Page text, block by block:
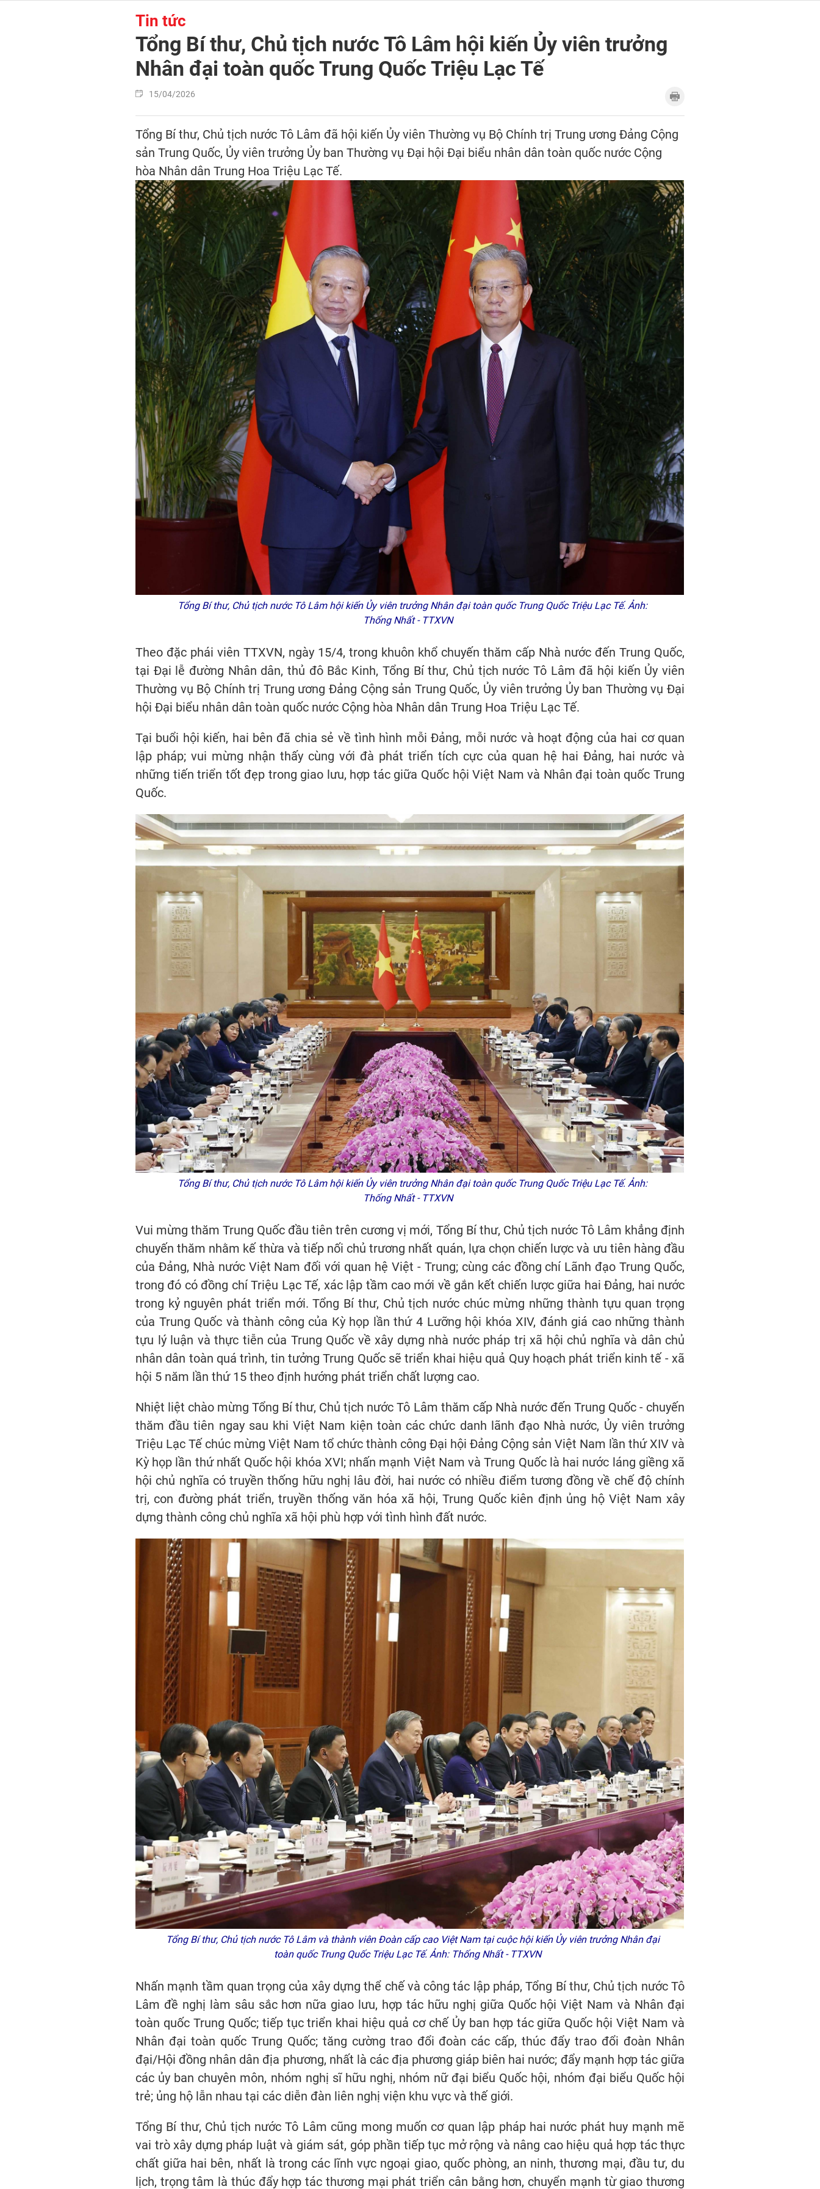
Tin tức
Tổng Bí thư, Chủ tịch nước Tô Lâm hội kiến Ủy viên trưởng
Nhân đại toàn quốc Trung Quốc Triệu Lạc Tế
15/04/2026
Tổng Bí thư, Chủ tịch nước Tô Lâm đã hội kiến Ủy viên Thường vụ Bộ Chính trị Trung ương Đảng Cộng
sản Trung Quốc, Ủy viên trưởng Ủy ban Thường vụ Đại hội Đại biểu nhân dân toàn quốc nước Cộng
hòa Nhân dân Trung Hoa Triệu Lạc Tế.
Tổng Bí thư, Chủ tịch nước Tô Lâm hội kiến Ủy viên trưởng Nhân đại toàn quốc Trung Quốc Triệu Lạc Tế. Ảnh:
Thống Nhất - TTXVN
Theo đặc phái viên TTXVN, ngày 15/4, trong khuôn khổ chuyến thăm cấp Nhà nước đến Trung Quốc,
tại Đại lễ đường Nhân dân, thủ đô Bắc Kinh, Tổng Bí thư, Chủ tịch nước Tô Lâm đã hội kiến Ủy viên
Thường vụ Bộ Chính trị Trung ương Đảng Cộng sản Trung Quốc, Ủy viên trưởng Ủy ban Thường vụ Đại
hội Đại biểu nhân dân toàn quốc nước Cộng hòa Nhân dân Trung Hoa Triệu Lạc Tế.
Tại buổi hội kiến, hai bên đã chia sẻ về tình hình mỗi Đảng, mỗi nước và hoạt động của hai cơ quan
lập pháp; vui mừng nhận thấy cùng với đà phát triển tích cực của quan hệ hai Đảng, hai nước và
những tiến triển tốt đẹp trong giao lưu, hợp tác giữa Quốc hội Việt Nam và Nhân đại toàn quốc Trung
Quốc.
Tổng Bí thư, Chủ tịch nước Tô Lâm hội kiến Ủy viên trưởng Nhân đại toàn quốc Trung Quốc Triệu Lạc Tế. Ảnh:
Thống Nhất - TTXVN
Vui mừng thăm Trung Quốc đầu tiên trên cương vị mới, Tổng Bí thư, Chủ tịch nước Tô Lâm khẳng định
chuyến thăm nhằm kế thừa và tiếp nối chủ trương nhất quán, lựa chọn chiến lược và ưu tiên hàng đầu
của Đảng, Nhà nước Việt Nam đối với quan hệ Việt - Trung; cùng các đồng chí Lãnh đạo Trung Quốc,
trong đó có đồng chí Triệu Lạc Tế, xác lập tầm cao mới về gắn kết chiến lược giữa hai Đảng, hai nước
trong kỷ nguyên phát triển mới. Tổng Bí thư, Chủ tịch nước chúc mừng những thành tựu quan trọng
của Trung Quốc và thành công của Kỳ họp lần thứ 4 Lưỡng hội khóa XIV, đánh giá cao những thành
tựu lý luận và thực tiễn của Trung Quốc về xây dựng nhà nước pháp trị xã hội chủ nghĩa và dân chủ
nhân dân toàn quá trình, tin tưởng Trung Quốc sẽ triển khai hiệu quả Quy hoạch phát triển kinh tế - xã
hội 5 năm lần thứ 15 theo định hướng phát triển chất lượng cao.
Nhiệt liệt chào mừng Tổng Bí thư, Chủ tịch nước Tô Lâm thăm cấp Nhà nước đến Trung Quốc - chuyến
thăm đầu tiên ngay sau khi Việt Nam kiện toàn các chức danh lãnh đạo Nhà nước, Ủy viên trưởng
Triệu Lạc Tế chúc mừng Việt Nam tổ chức thành công Đại hội Đảng Cộng sản Việt Nam lần thứ XIV và
Kỳ họp lần thứ nhất Quốc hội khóa XVI; nhấn mạnh Việt Nam và Trung Quốc là hai nước láng giềng xã
hội chủ nghĩa có truyền thống hữu nghị lâu đời, hai nước có nhiều điểm tương đồng về chế độ chính
trị, con đường phát triển, truyền thống văn hóa xã hội, Trung Quốc kiên định ủng hộ Việt Nam xây
dựng thành công chủ nghĩa xã hội phù hợp với tình hình đất nước.
Tổng Bí thư, Chủ tịch nước Tô Lâm và thành viên Đoàn cấp cao Việt Nam tại cuộc hội kiến Ủy viên trưởng Nhân đại
toàn quốc Trung Quốc Triệu Lạc Tế. Ảnh: Thống Nhất - TTXVN
Nhấn mạnh tầm quan trọng của xây dựng thể chế và công tác lập pháp, Tổng Bí thư, Chủ tịch nước Tô
Lâm đề nghị làm sâu sắc hơn nữa giao lưu, hợp tác hữu nghị giữa Quốc hội Việt Nam và Nhân đại
toàn quốc Trung Quốc; tiếp tục triển khai hiệu quả cơ chế Ủy ban hợp tác giữa Quốc hội Việt Nam và
Nhân đại toàn quốc Trung Quốc; tăng cường trao đổi đoàn các cấp, thúc đẩy trao đổi đoàn Nhân
đại/Hội đồng nhân dân địa phương, nhất là các địa phương giáp biên hai nước; đẩy mạnh hợp tác giữa
các ủy ban chuyên môn, nhóm nghị sĩ hữu nghị, nhóm nữ đại biểu Quốc hội, nhóm đại biểu Quốc hội
trẻ; ủng hộ lẫn nhau tại các diễn đàn liên nghị viện khu vực và thế giới.
Tổng Bí thư, Chủ tịch nước Tô Lâm cũng mong muốn cơ quan lập pháp hai nước phát huy mạnh mẽ
vai trò xây dựng pháp luật và giám sát, góp phần tiếp tục mở rộng và nâng cao hiệu quả hợp tác thực
chất giữa hai bên, nhất là trong các lĩnh vực ngoại giao, quốc phòng, an ninh, thương mại, đầu tư, du
lịch, trọng tâm là thúc đẩy hợp tác thương mại phát triển cân bằng hơn, chuyển mạnh từ giao thương